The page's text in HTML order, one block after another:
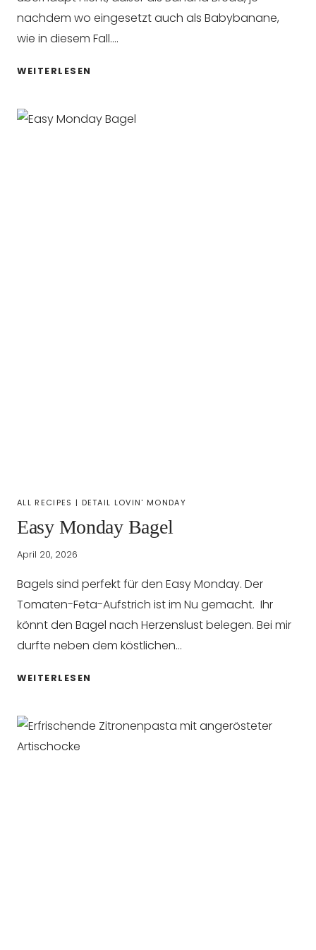
nachdem wo eingesetzt auch als Babybanane,
wie in diesem Fall….
WEITERLESEN
LATTE
ALL RECIPES | DETAIL LOVIN' MONDAY
Easy Monday Bagel
April 20, 2026
Bagels sind perfekt für den Easy Monday. Der
Tomaten-Feta-Aufstrich ist im Nu gemacht. Ihr
könnt den Bagel nach Herzenslust belegen. Bei mir
durfte neben dem köstlichen…
WEITERLESEN